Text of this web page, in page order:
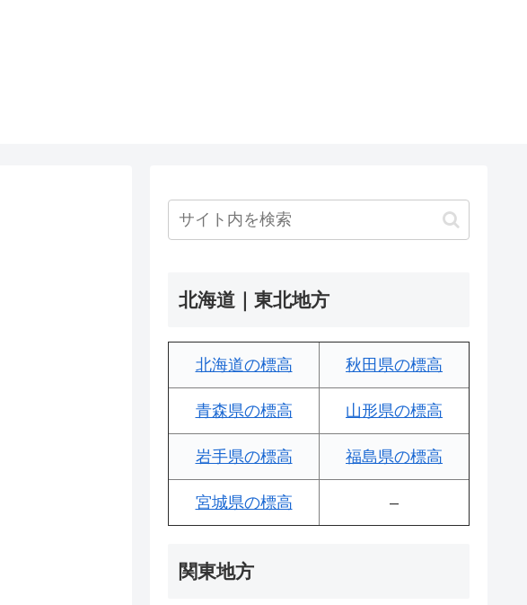
北海道｜東北地方
北海道の標高 秋田県の標高
青森県の標高 山形県の標高
岩手県の標高 福島県の標高
宮城県の標高 –
関東地方